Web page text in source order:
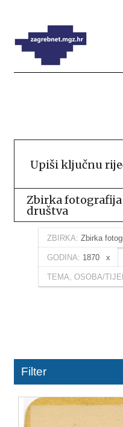
Zbirka
društva
ZBIRKA: Zbirka
GODINA: 1870
TEMA, OSOBA/
Filter